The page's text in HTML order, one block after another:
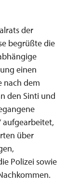
der
begrüßte die
einen
nach dem
den Sinti und
aufgearbeitet,
über
Polizei sowie